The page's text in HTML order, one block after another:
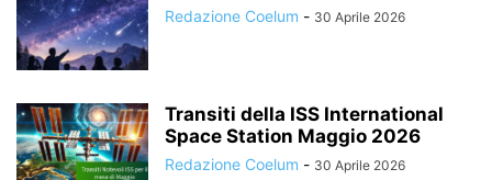
Redazione Coelum - 30 Aprile 2026
Transiti della ISS International
Space Station Maggio 2026
Redazione Coelum - 30 Aprile 2026